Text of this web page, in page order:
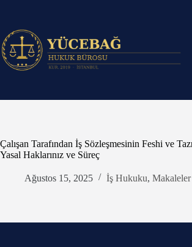
Çalışan Tarafından İş Sözleşmesinin Feshi ve
Yasal Haklarınız ve Süreç
Ağustos 15, 2025 İş Hukuku, Makaleler